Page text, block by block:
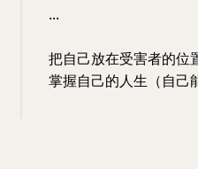
...
把自己放在受害者的位
掌握自己的人生（自己